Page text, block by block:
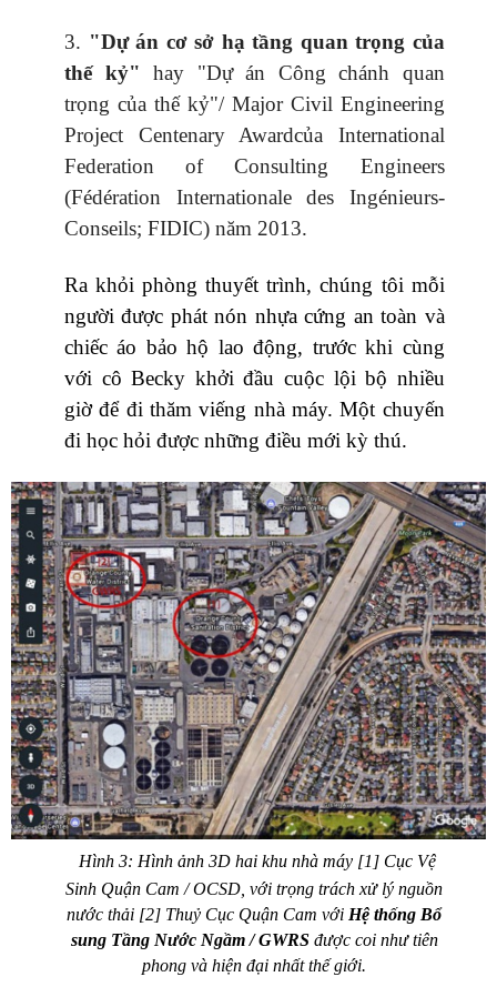
3. "Dự án cơ sở hạ tầng quan trọng của
thế kỷ"hay "Dự án Công chánh quan
trọng của thế kỷ"/ Major Civil Engineering
Project Centenary Awardcủa International
Federation of Consulting Engineers
(Fédération Internationale des Ingénieurs-
Conseils; FIDIC) năm 2013.
Ra khỏi phòng thuyết trình, chúng tôi mỗi
người được phát nón nhựa cứng an toàn và
chiếc áo bảo hộ lao động, trước khi cùng
với cô Becky khởi đầu cuộc lội bộ nhiều
giờ để đi thăm viếng nhà máy. Một chuyến
đi học hỏi được những điều mới kỳ thú.
Hình 3: Hình ảnh 3D hai khu nhà máy [1] Cục Vệ
Sinh Quận Cam / OCSD, với trọng trách xử lý nguồn
nước thải [2] Thuỷ Cục Quận Cam với Hệ thống Bổ
sung Tầng Nước Ngầm / GWRSđược coi như tiên
phong và hiện đại nhất thế giới.